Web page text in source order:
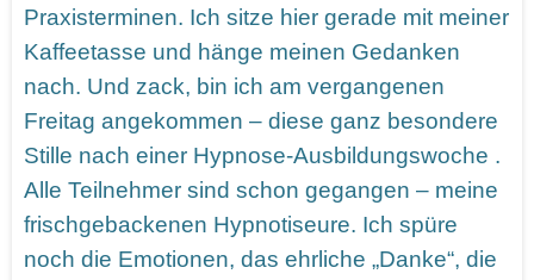
Praxisterminen. Ich sitze hier gerade mit meiner
Kaffeetasse und hänge meinen Gedanken
nach. Und zack, bin ich am vergangenen
Freitag angekommen – diese ganz besondere
Stille nach einer Hypnose-Ausbildungswoche .
Alle Teilnehmer sind schon gegangen – meine
frischgebackenen Hypnotiseure. Ich spüre
noch die Emotionen, das ehrliche „Danke“, die